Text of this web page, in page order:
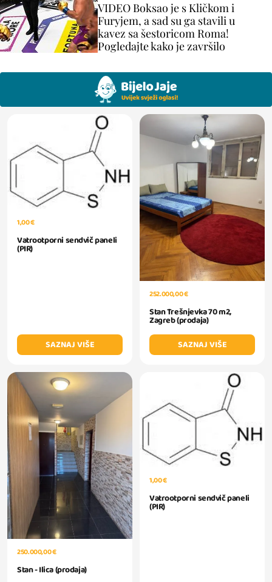
VIDEO Boksao je s Kličkom i
Furyjem, a sad su ga stavili u
kavez sa šestoricom Roma!
Pogledajte kako je završilo
1,00 €
Vatrootporni sendvič paneli
(PIR)
SAZNAJ VIŠE
252.000,00 €
Stan Trešnjevka 70 m2,
Zagreb (prodaja)
SAZNAJ VIŠE
250.000,00 €
Stan - Ilica (prodaja)
1,00 €
Vatrootporni sendvič paneli
(PIR)